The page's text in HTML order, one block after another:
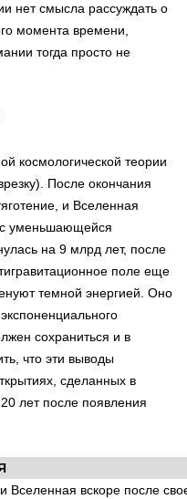
нет смысла рассуждать о
момента времени,
тогда просто не
космологической теории
После окончания
и Вселенная
уменьшающейся
на 9 млрд лет, после
поле еще
темной энергией. Оно
сохраниться и в
что эти выводы
сделанных в
лет после появления
вскоре после